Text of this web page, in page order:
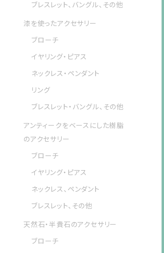
ブレスレット、バングル、その他
漆を使ったアクセサリー
ブローチ
イヤリング・ピアス
ネックレス・ペンダント
リング
ブレスレット・バングル、その他
アンティークをベースにした樹脂
のアクセサリー
ブローチ
イヤリング・ピアス
ネックレス、ペンダント
ブレスレット、その他
天然石・半貴石のアクセサリー
ブローチ